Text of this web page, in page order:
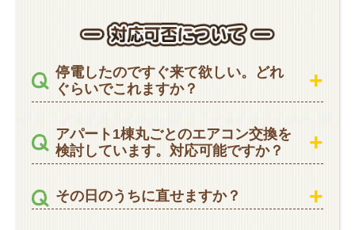
停電したのですぐ来て欲しい。どれ
ぐらいでこれますか？
アパート1棟丸ごとのエアコン交換を
検討しています。対応可能ですか？
その日のうちに直せますか？